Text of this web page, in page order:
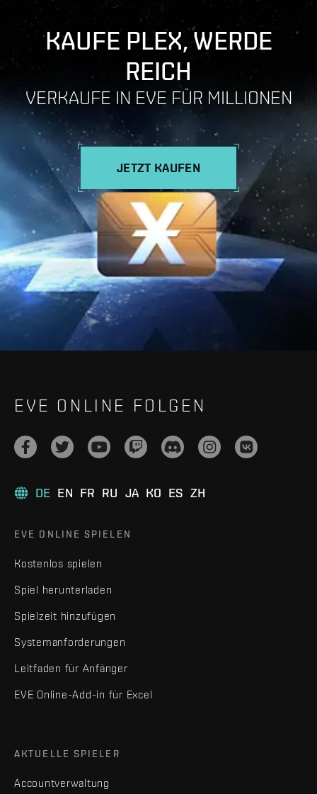
KAUFE PLEX, WERDE
REICH
VERKAUFE IN EVE FÜR MILLIONEN
JETZT KAUFEN
EVE ONLINE FOLGEN
DE EN FR RU JA KO ES ZH
EVE ONLINE SPIELEN
Kostenlos spielen
Spiel herunterladen
Spielzeit hinzufügen
Systemanforderungen
Leitfaden für Anfänger
EVE Online-Add-in für Excel
AKTUELLE SPIELER
Accountverwaltung